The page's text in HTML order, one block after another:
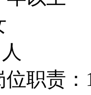
位职责